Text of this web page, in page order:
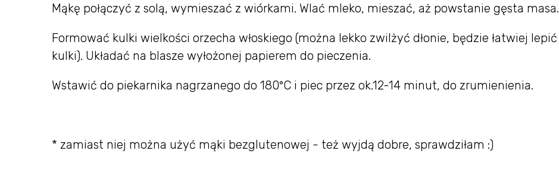
Mąkę połączyć z solą, wymieszać z wiórkami. Wlać mleko, mieszać, aż powstanie gęsta masa.
Formować kulki wielkości orzecha włoskiego (można lekko zwilżyć dłonie, będzie łatwiej lepić
kulki). Układać na blasze wyłożonej papierem do pieczenia.
Wstawić do piekarnika nagrzanego do 180°C i piec przez ok.12-14 minut, do zrumienienia.
* zamiast niej można użyć mąki bezglutenowej - też wyjdą dobre, sprawdziłam :)